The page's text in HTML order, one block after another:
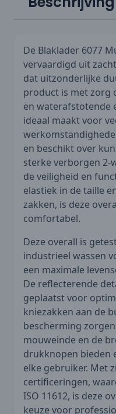
De Blaklader 6077
vervaardigd uit
dat uitzonderlijke
product is met zorg
en waterafstotende
ideaal maakt voor
en beschikt over
sterke verborgen 2-
de veiligheid en
elastiek in de taille
zakken, is deze
comfortabel.
Deze overall is
industrieel wassen
een maximale
De reflecterende
geplaatst voor
kniezakken aan de
bescherming
mouweinde en de
drukknopen bieden
elke gebruiker. Met
certificeringen,
ISO 11612, is deze
keuze voor